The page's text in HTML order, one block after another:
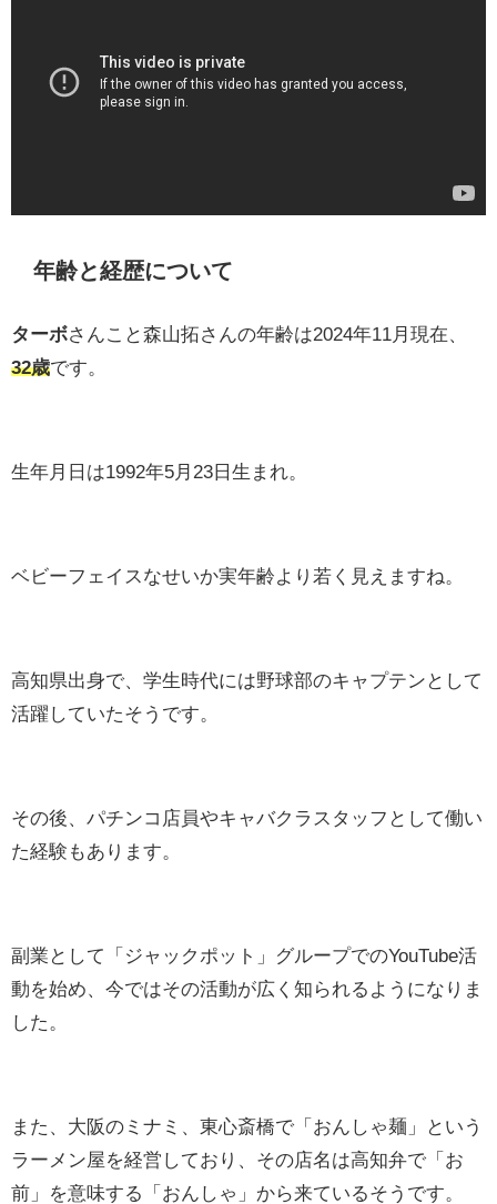
年齢と経歴について
ターボさんこと森山拓さんの年齢は2024年11月現在、
32歳です。
生年月日は1992年5月23日生まれ。
ベビーフェイスなせいか実年齢より若く見えますね。
高知県出身で、学生時代には野球部のキャプテンとして
活躍していたそうです。
その後、パチンコ店員やキャバクラスタッフとして働い
た経験もあります。
副業として「ジャックポット」グループでのYouTube活
動を始め、今ではその活動が広く知られるようになりま
した。
また、大阪のミナミ、東心斎橋で「おんしゃ麺」という
ラーメン屋を経営しており、その店名は高知弁で「お
前」を意味する「おんしゃ」から来ているそうです。